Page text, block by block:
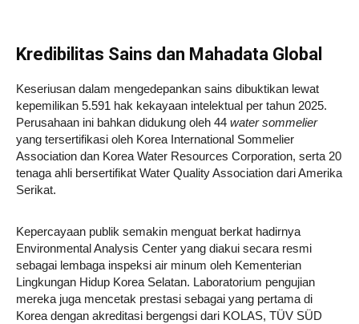
Kredibilitas Sains dan Mahadata Global
Keseriusan dalam mengedepankan sains dibuktikan lewat
kepemilikan 5.591 hak kekayaan intelektual per tahun 2025.
Perusahaan ini bahkan didukung oleh 44 water sommelier
yang tersertifikasi oleh Korea International Sommelier
Association dan Korea Water Resources Corporation, serta 20
tenaga ahli bersertifikat Water Quality Association dari Amerika
Serikat.
Kepercayaan publik semakin menguat berkat hadirnya
Environmental Analysis Center yang diakui secara resmi
sebagai lembaga inspeksi air minum oleh Kementerian
Lingkungan Hidup Korea Selatan. Laboratorium pengujian
mereka juga mencetak prestasi sebagai yang pertama di
Korea dengan akreditasi bergengsi dari KOLAS, TÜV SÜD